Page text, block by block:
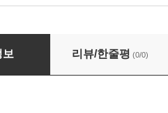
해지는 촉감놀이
보 리뷰/한줄평 (0/0)